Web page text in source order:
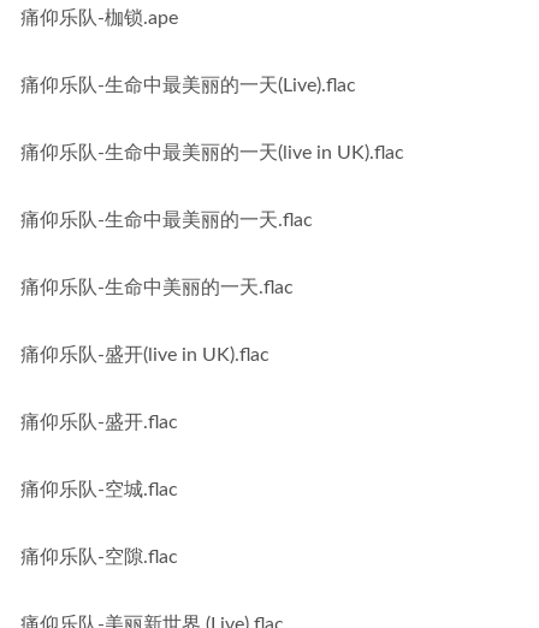
痛仰乐队-枷锁.ape
痛仰乐队-生命中最美丽的一天(Live).flac
痛仰乐队-生命中最美丽的一天(live in UK).flac
痛仰乐队-生命中最美丽的一天.flac
痛仰乐队-生命中美丽的一天.flac
痛仰乐队-盛开(live in UK).flac
痛仰乐队-盛开.flac
痛仰乐队-空城.flac
痛仰乐队-空隙.flac